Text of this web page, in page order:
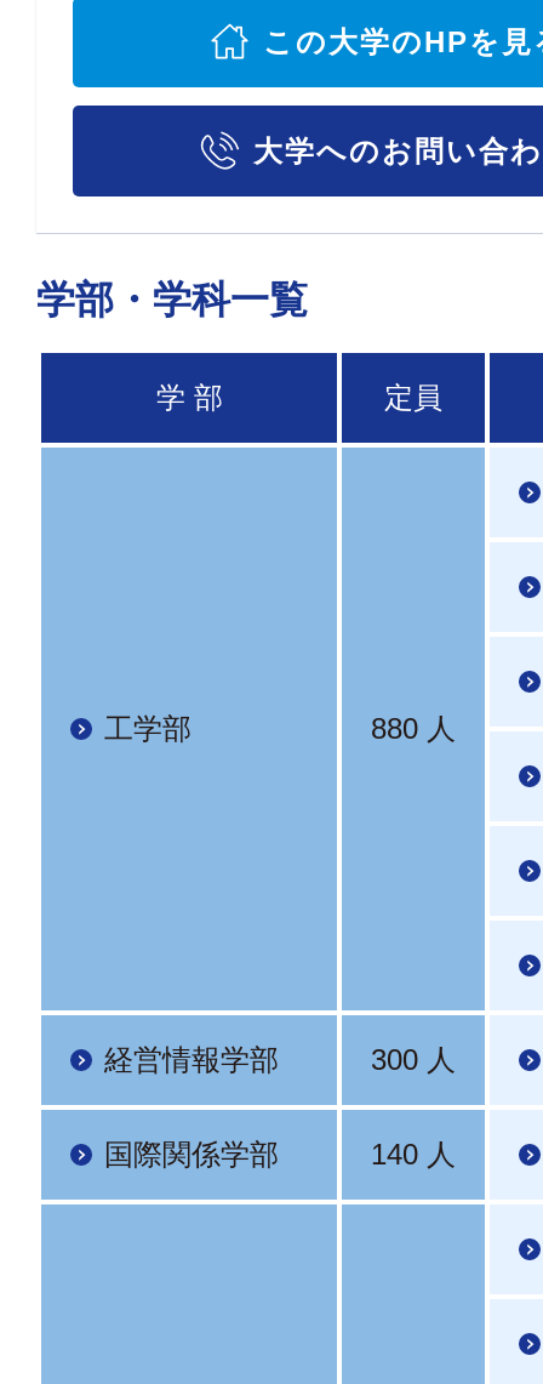
この大学のHPを見
大学へのお問い合
学部・学科一覧
学 部 定員
工学部 880 人
経営情報学部 300 人
国際関係学部 140 人